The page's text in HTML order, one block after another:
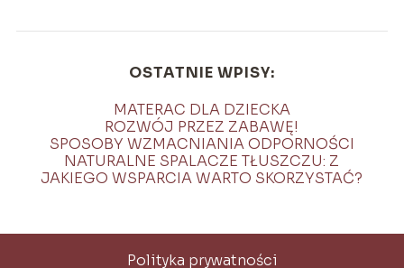
OSTATNIE WPISY:
MATERAC DLA DZIECKA
ROZWÓJ PRZEZ ZABAWĘ!
SPOSOBY WZMACNIANIA ODPORNOŚCI
NATURALNE SPALACZE TŁUSZCZU: Z
JAKIEGO WSPARCIA WARTO SKORZYSTAĆ?
Polityka prywatności